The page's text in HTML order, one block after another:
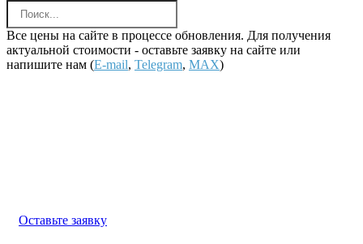
Все цены на сайте в процессе обновления. Для получения
актуальной стоимости - оставьте заявку на сайте или
напишите нам (E-mail, Telegram, MAX)
Оставьте заявку